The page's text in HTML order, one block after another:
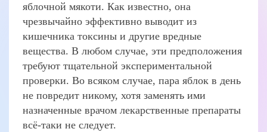
яблочной мякоти. Как известно, она
чрезвычайно эффективно выводит из
кишечника токсины и другие вредные
вещества. В любом случае, эти предположения
требуют тщательной экспериментальной
проверки. Во всяком случае, пара яблок в день
не повредит никому, хотя заменять ими
назначенные врачом лекарственные препараты
всё-таки не следует.